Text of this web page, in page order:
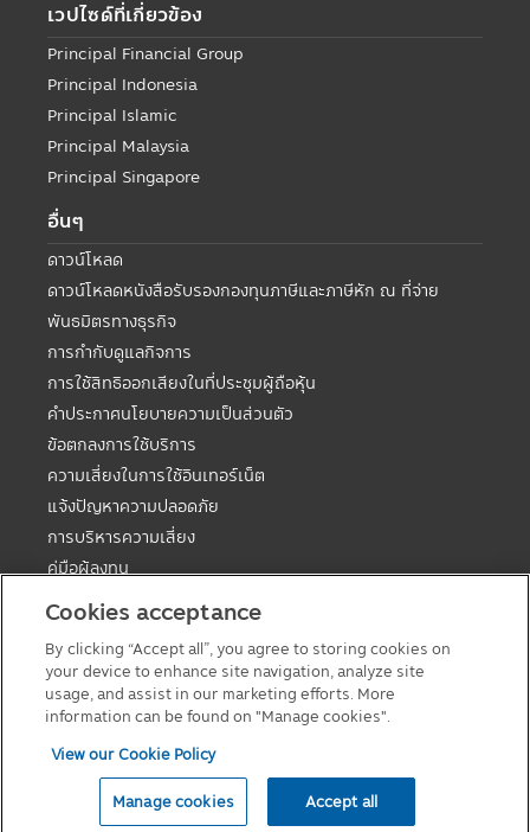
เวปไซด์ที่เกี่ยวข้อง
Principal Financial Group
Principal Indonesia
Principal Islamic
Principal Malaysia
Principal Singapore
อื่นๆ
ดาวน์โหลด
ดาวน์โหลดหนังสือรับรองกองทุนภาษีและภาษีหัก ณ ที่จ่าย
พันธมิตรทางธุรกิจ
การกำกับดูแลกิจการ
การใช้สิทธิออกเสียงในที่ประชุมผู้ถือหุ้น
คำประกาศนโยบายความเป็นส่วนตัว
ข้อตกลงการใช้บริการ
ความเสี่ยงในการใช้อินเทอร์เน็ต
แจ้งปัญหาความปลอดภัย
การบริหารความเสี่ยง
คู่มือผู้ลงทุน
ตารางวันหยุดกองต่างประเทศ
คู่มือการลงทุนในกองทุนที่มีสิทธิประโยชน์ทางภาษี
แบบฟอร์มต่างๆ
นโยบายเกี่ยวกับคุกกี้
© 2026 Principal Asset Management Co.,Ltd
Cookies acceptance
By clicking “Accept all”, you agree to storing cookies on
your device to enhance site navigation, analyze site
usage, and assist in our marketing efforts. More
information can be found on "Manage cookies".
View our Cookie Policy
Manage cookies Accept all